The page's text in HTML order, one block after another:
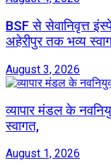
BSF से सेवानिवृत्त
अहेरीपुर तक भव्य
August 3, 2026
व्यापार मंडल के
स्वागत,
August 1, 2026